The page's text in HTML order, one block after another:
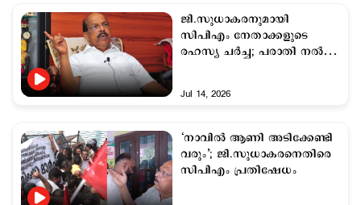
ജി.സുധാകരനുമായി
സിപിഎം നേതാക്കളുടെ
രഹസ്യ ചർച്ച; പരാതി നൽകി
Jul 14, 2026
‘നാവില്‍ ആണി അടിക്കേണ്ടി
വരും’; ജി.സുധാകരനെതിരെ
സിപിഎം പ്രതിഷേധം